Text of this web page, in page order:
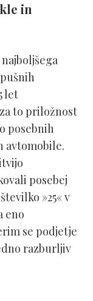
in
let
to priložnost
posebnih
avtomobile.
posebej
»25« v
eno
se podjetje
razburljiv